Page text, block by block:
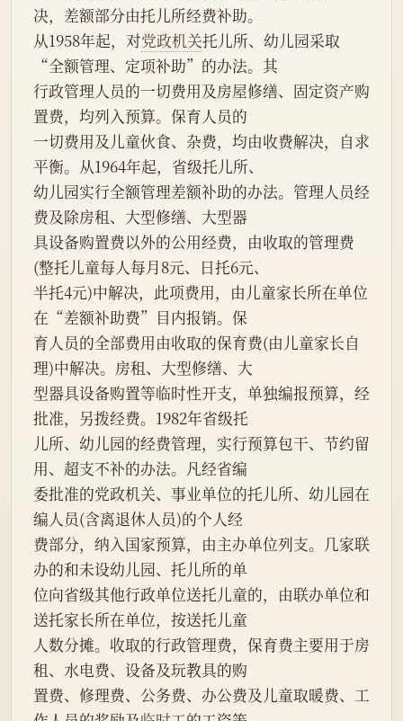
决，差额部分由托儿所经费补助。
从1958年起，对党政机关托儿所、幼儿园采取
“全额管理、定项补助”的办法。其
行政管理人员的一切费用及房屋修缮、固定资产购
置费，均列入预算。保育人员的
一切费用及儿童伙食、杂费，均由收费解决，自求
平衡。从1964年起，省级托儿所、
幼儿园实行全额管理差额补助的办法。管理人员经
费及除房租、大型修缮、大型器
具设备购置费以外的公用经费，由收取的管理费
(整托儿童每人每月8元、日托6元、
半托4元)中解决，此项费用，由儿童家长所在单位
在“差额补助费”目内报销。保
育人员的全部费用由收取的保育费(由儿童家长自
理)中解决。房租、大型修缮、大
型器具设备购置等临时性开支，单独编报预算，经
批准，另拨经费。1982年省级托
儿所、幼儿园的经费管理，实行预算包干、节约留
用、超支不补的办法。凡经省编
委批准的党政机关、事业单位的托儿所、幼儿园在
编人员(含离退休人员)的个人经
费部分，纳入国家预算，由主办单位列支。几家联
办的和未设幼儿园、托儿所的单
位向省级其他行政单位送托儿童的，由联办单位和
送托家长所在单位，按送托儿童
人数分摊。收取的行政管理费，保育费主要用于房
租、水电费、设备及玩教具的购
置费、修理费、公务费、办公费及儿童取暖费、工